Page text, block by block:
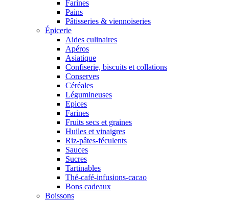
Farines
Pains
Pâtisseries & viennoiseries
Épicerie
Aides culinaires
Apéros
Asiatique
Confiserie, biscuits et collations
Conserves
Céréales
Légumineuses
Epices
Farines
Fruits secs et graines
Huiles et vinaigres
Riz-pâtes-féculents
Sauces
Sucres
Tartinables
Thé-café-infusions-cacao
Bons cadeaux
Boissons